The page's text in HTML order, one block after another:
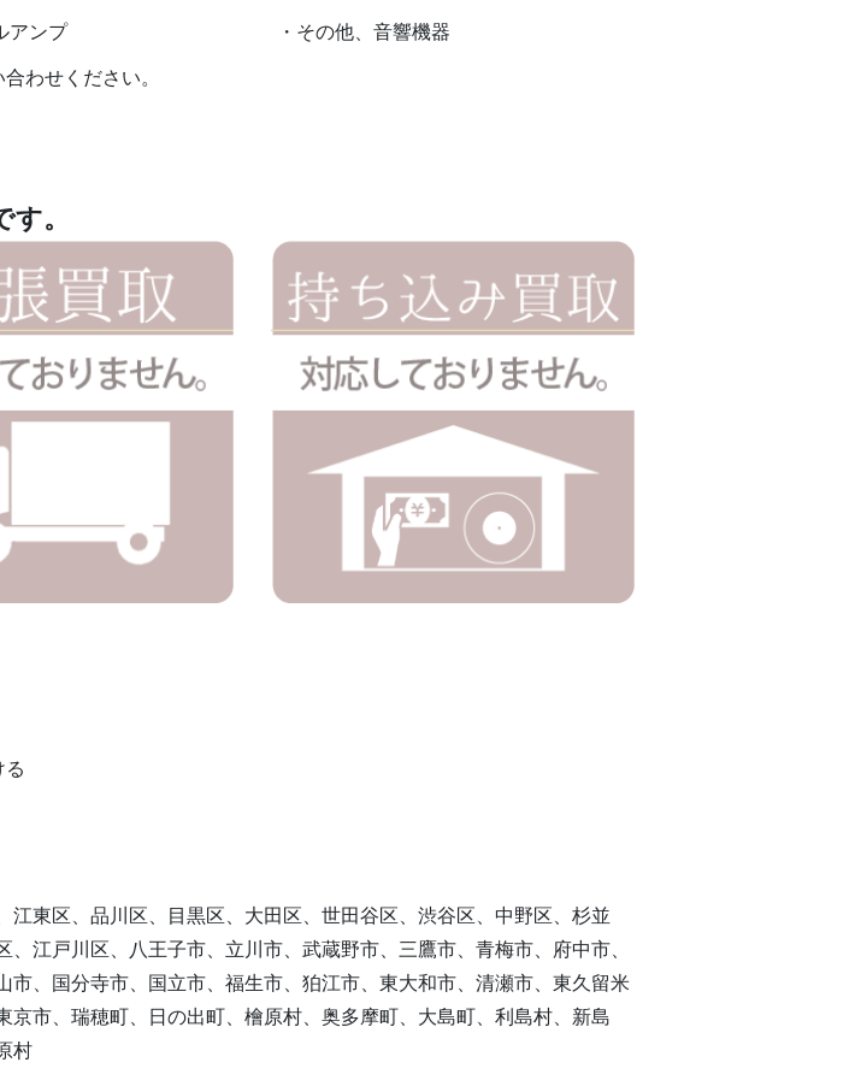
アンプ
・その他、音響機器
わせください。
。
東区、品川区、目黒区、大田区、世田谷区、渋谷区、中野区、杉並
江戸川区、八王子市、立川市、武蔵野市、三鷹市、青梅市、府中市、
、国分寺市、国立市、福生市、狛江市、東大和市、清瀬市、東久留米
市、瑞穂町、日の出町、檜原村、奥多摩町、大島町、利島村、新島
村